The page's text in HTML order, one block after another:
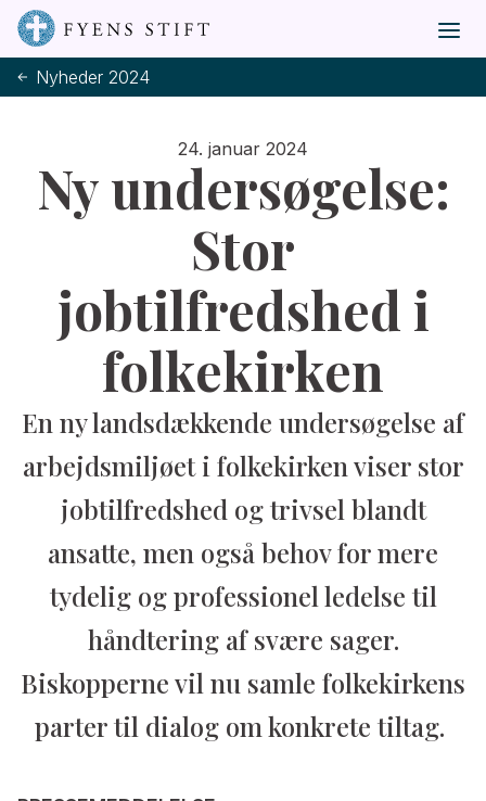
Nyheder 2024
24. januar 2024
Ny undersøgelse:
Stor
jobtilfredshed i
folkekirken
En ny landsdækkende undersøgelse af
arbejdsmiljøet i folkekirken viser stor
jobtilfredshed og trivsel blandt
ansatte, men også behov for mere
tydelig og professionel ledelse til
håndtering af svære sager.
Biskopperne vil nu samle folkekirkens
parter til dialog om konkrete tiltag.